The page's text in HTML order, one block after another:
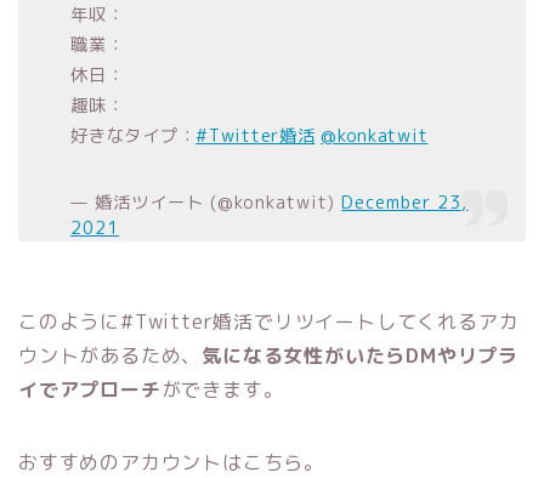
年収：
職業：
休日：
趣味：
好きなタイプ：#Twitter婚活 @konkatwit
— 婚活ツイート (@konkatwit)December 23,
2021
このように#Twitter婚活でリツイートしてくれるアカ
ウントがあるため、 気になる女性がいたらDMやリプラ
イでアプローチができます。
おすすめのアカウントはこちら。